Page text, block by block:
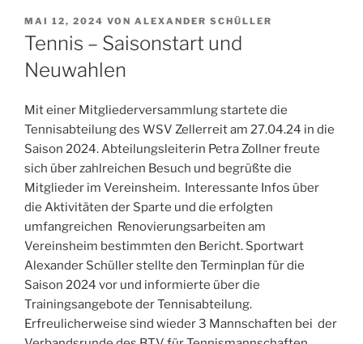
VERÖFFENTLICHT
AM
MAI 12, 2024 VON ALEXANDER SCHÜLLER
Tennis – Saisonstart und
Neuwahlen
Mit einer Mitgliederversammlung startete die
Tennisabteilung des WSV Zellerreit am 27.04.24 in die
Saison 2024. Abteilungsleiterin Petra Zollner freute
sich über zahlreichen Besuch und begrüßte die
Mitglieder im Vereinsheim. Interessante Infos über
die Aktivitäten der Sparte und die erfolgten
umfangreichen Renovierungsarbeiten am
Vereinsheim bestimmten den Bericht. Sportwart
Alexander Schüller stellte den Terminplan für die
Saison 2024 vor und informierte über die
Trainingsangebote der Tennisabteilung.
Erfreulicherweise sind wieder 3 Mannschaften bei der